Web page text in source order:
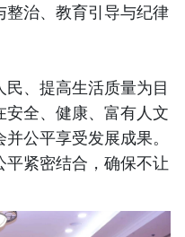
整治、教育引导与纪律
、提高生活质量为目
全、健康、富有人文
公平享受发展成果。
紧密结合，确保不让